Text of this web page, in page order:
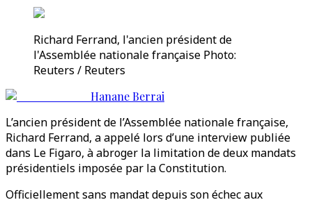
Richard Ferrand, l'ancien président de
l'Assemblée nationale française Photo:
Reuters / Reuters
Hanane Berrai
L’ancien président de l’Assemblée nationale française,
Richard Ferrand, a appelé lors d’une interview publiée
dans Le Figaro, à abroger la limitation de deux mandats
présidentiels imposée par la Constitution.
Officiellement sans mandat depuis son échec aux